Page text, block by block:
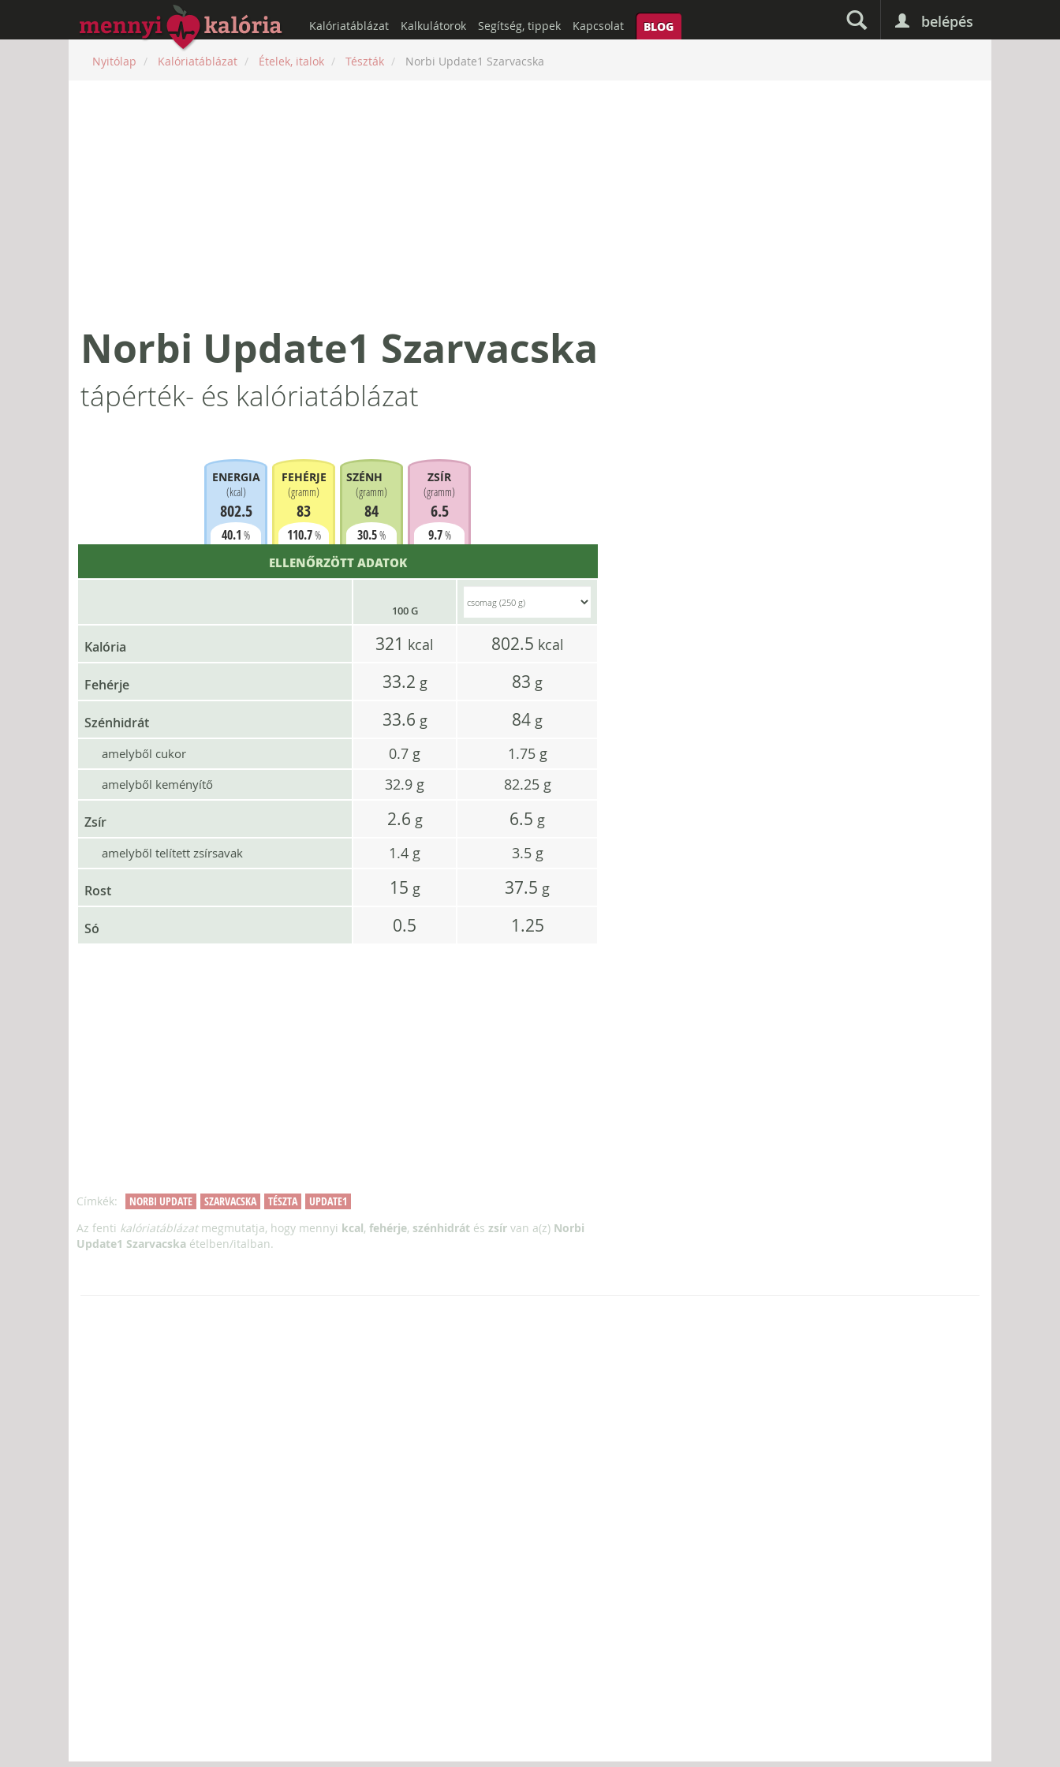
belépés
Kalóriatáblázat Kalkulátorok Segítség, tippek Kapcsolat BLOG
Nyitólap Kalóriatáblázat Ételek, italok Tészták Norbi Update1 Szarvacska
Norbi Update1 Szarvacska
tápérték- és kalóriatáblázat
ENERGIA
(kcal)
802.5
40.1 %
FEHÉRJE
(gramm)
83
110.7%
SZÉNHIDRÁT
(gramm)
84
30.5%
ZSÍR
(gramm)
6.5
9.7%
ELLENŐRZÖTT ADATOK
100 G
Kalória 321 kcal 802.5 kcal
Fehérje 33.2 g 83 g
Szénhidrát 33.6 g 84 g
amelyből cukor 0.7 g 1.75 g
amelyből keményítő 32.9 g 82.25 g
Zsír 2.6 g 6.5 g
amelyből telített zsírsavak 1.4 g 3.5 g
Rost 15 g 37.5 g
Só 0.5 1.25
Címkék: NORBI UPDATE SZARVACSKA TÉSZTA
UPDATE1
Az fenti kalóriatáblázatmegmutatja, hogy mennyi kcal, fehérje, szénhidrát és zsír van a(z) Norbi
Update1 Szarvacska ételben/italban.